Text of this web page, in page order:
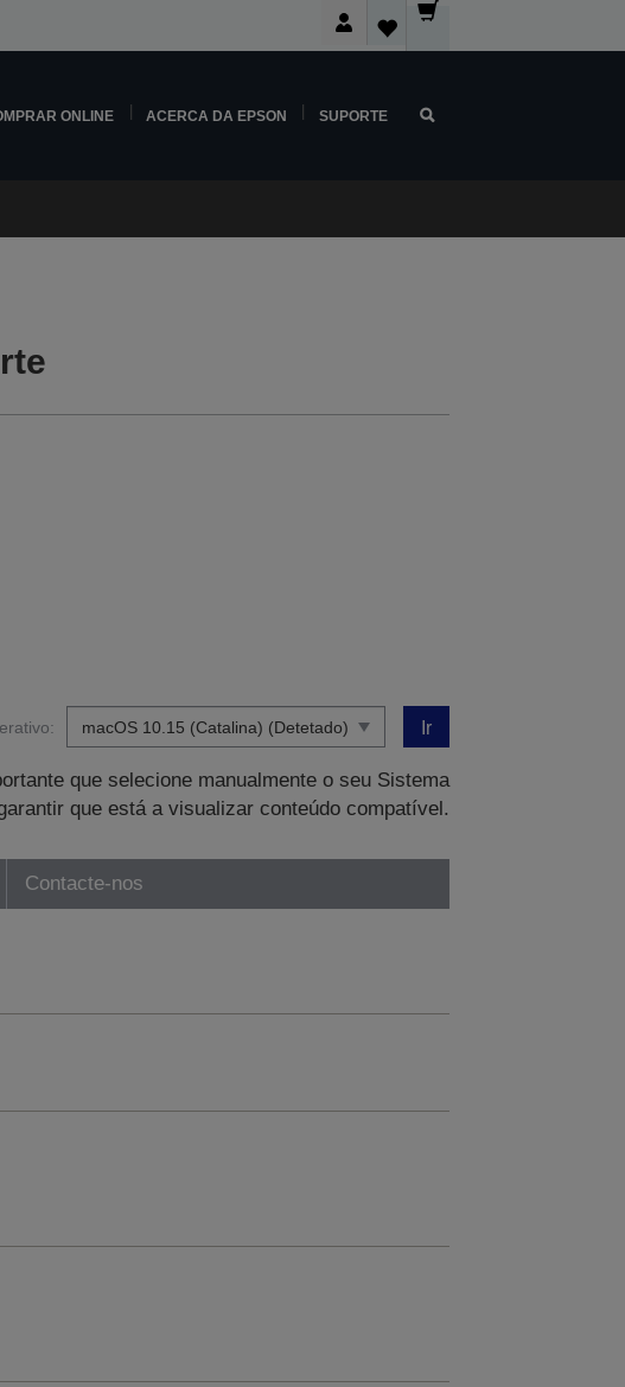
ONLINE ACERCA DA EPSON SUPORTE
Ir
que selecione manualmente o seu Sistema
que está a visualizar conteúdo compatível.
Contacte-nos